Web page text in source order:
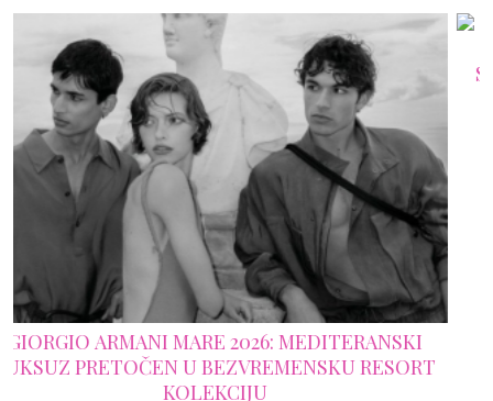
SAINT LAURENT DONOSI DUH MEDITERANA U
NOVU RESPIRO KAMPANJU